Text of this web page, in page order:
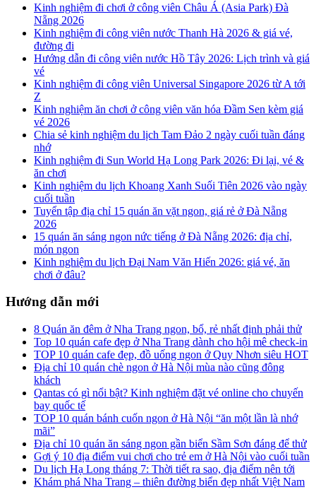
Kinh nghiệm đi chơi ở công viên Châu Á (Asia Park) Đà
Nẵng 2026
Kinh nghiệm đi công viên nước Thanh Hà 2026 & giá vé,
đường đi
Hướng dẫn đi công viên nước Hồ Tây 2026: Lịch trình và giá
vé
Kinh nghiệm đi công viên Universal Singapore 2026 từ A tới
Z
Kinh nghiệm ăn chơi ở công viên văn hóa Đầm Sen kèm giá
vé 2026
Chia sẻ kinh nghiệm du lịch Tam Đảo 2 ngày cuối tuần đáng
nhớ
Kinh nghiệm đi Sun World Hạ Long Park 2026: Đi lại, vé &
ăn chơi
Kinh nghiệm du lịch Khoang Xanh Suối Tiên 2026 vào ngày
cuối tuần
Tuyển tập địa chỉ 15 quán ăn vặt ngon, giá rẻ ở Đà Nẵng
2026
15 quán ăn sáng ngon nức tiếng ở Đà Nẵng 2026: địa chỉ,
món ngon
Kinh nghiệm du lịch Đại Nam Văn Hiến 2026: giá vé, ăn
chơi ở đâu?
Hướng dẫn mới
8 Quán ăn đêm ở Nha Trang ngon, bổ, rẻ nhất định phải thử
Top 10 quán cafe đẹp ở Nha Trang dành cho hội mê check-in
TOP 10 quán cafe đẹp, đồ uống ngon ở Quy Nhơn siêu HOT
Địa chỉ 10 quán chè ngon ở Hà Nội mùa nào cũng đông
khách
Qantas có gì nổi bật? Kinh nghiệm đặt vé online cho chuyến
bay quốc tế
TOP 10 quán bánh cuốn ngon ở Hà Nội “ăn một lần là nhớ
mãi”
Địa chỉ 10 quán ăn sáng ngon gần biển Sầm Sơn đáng để thử
Gợi ý 10 địa điểm vui chơi cho trẻ em ở Hà Nội vào cuối tuần
Du lịch Hạ Long tháng 7: Thời tiết ra sao, địa điểm nên tới
Khám phá Nha Trang – thiên đường biển đẹp nhất Việt Nam